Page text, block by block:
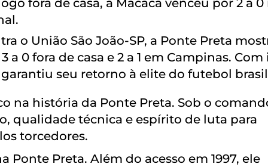
fora de casa, a Macaca venceu por 2 a 0
o União São João-SP, a Ponte Preta
0 fora de casa e 2 a 1 em Campinas. Com
seu retorno à elite do futebol
na história da Ponte Preta. Sob o
qualidade técnica e espírito de luta para
torcedores.
Preta. Além do acesso em 1997, ele